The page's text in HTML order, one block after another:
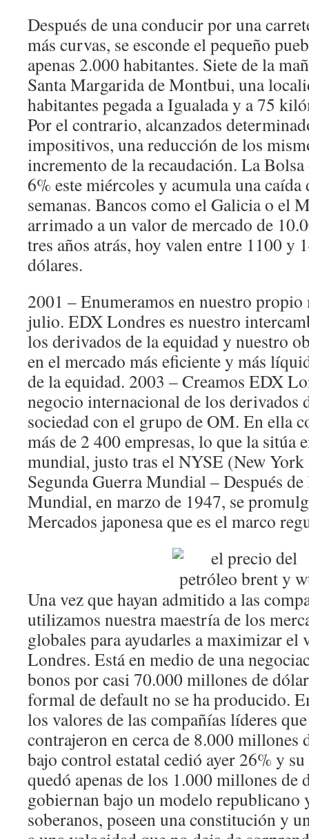
Después de una conducir por una
más curvas, se esconde el pequeño
apenas 2.000 habitantes. Siete de la
Santa Margarida de Montbui, una
habitantes pegada a Igualada y a 75
Por el contrario, alcanzados
impositivos, una reducción de los
incremento de la recaudación. La
6% este miércoles y acumula una caída
semanas. Bancos como el Galicia o el
arrimado a un valor de mercado de
tres años atrás, hoy valen entre 1100 y
dólares.
2001 – Enumeramos en nuestro
julio. EDX Londres es nuestro
los derivados de la equidad y nuestro
en el mercado más eficiente y más
de la equidad. 2003 – Creamos EDX
negocio internacional de los derivados
sociedad con el grupo de OM. En ella
más de 2 400 empresas, lo que la sitúa
mundial, justo tras el NYSE (New York
Segunda Guerra Mundial – Después
Mundial, en marzo de 1947, se
Mercados japonesa que es el marco
Una vez que hayan admitido a las
utilizamos nuestra maestría de los
globales para ayudarles a maximizar el
Londres. Está en medio de una
bonos por casi 70.000 millones de
formal de default no se ha producido.
los valores de las compañías líderes
contrajeron en cerca de 8.000 millones
bajo control estatal cedió ayer 26% y
quedó apenas de los 1.000 millones de
gobiernan bajo un modelo republicano
soberanos, poseen una constitución y